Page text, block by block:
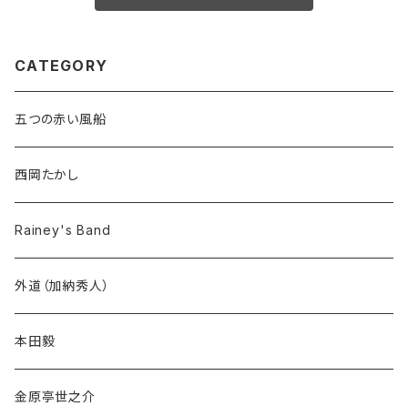
CATEGORY
五つの赤い風船
西岡たかし
Rainey's Band
外道（加納秀人）
本田毅
金原亭世之介